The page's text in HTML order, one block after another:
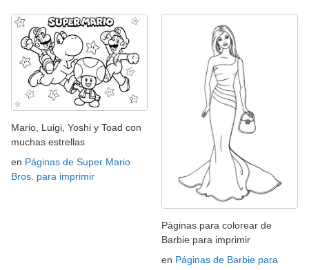
Mario, Luigi, Yoshi y Toad con
muchas estrellas
en Páginas de Super Mario
Bros. para imprimir
Páginas para colorear de
Barbie para imprimir
en Páginas de Barbie para